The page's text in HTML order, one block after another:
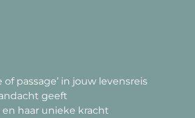
passage’ in jouw levensreis
geeft
haar unieke kracht